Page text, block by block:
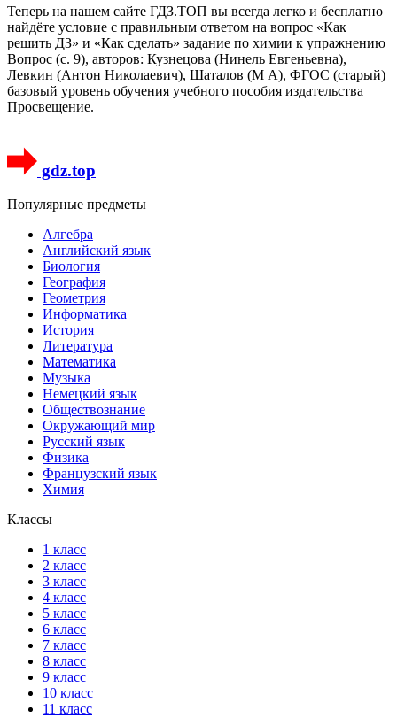
Теперь на нашем сайте ГДЗ.ТОП вы всегда легко и бесплатно
найдёте условие с правильным ответом на вопрос «Как
решить ДЗ» и «Как сделать» задание по химии к упражнению
Вопрос (с. 9), авторов: Кузнецова (Нинель Евгеньевна),
Левкин (Антон Николаевич), Шаталов (М А), ФГОС (старый)
базовый уровень обучения учебного пособия издательства
Просвещение.
gdz.top
Популярные предметы
Алгебра
Английский язык
Биология
География
Геометрия
Информатика
История
Литература
Математика
Музыка
Немецкий язык
Обществознание
Окружающий мир
Русский язык
Физика
Французский язык
Химия
Классы
1 класс
2 класс
3 класс
4 класс
5 класс
6 класс
7 класс
8 класс
9 класс
10 класс
11 класс